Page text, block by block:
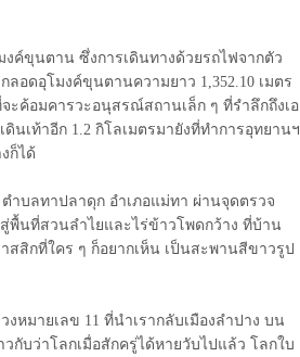
ค์ขุนตาน ซึ่งการเดินทางด้วยรถไฟจากตัว
ลอดอุโมงค์ขุนตานความยาว 1,352.10 เมตร
ค้อมคารวะอนุสรณ์สถานเล็ก ๆ ที่รำลึกถึงเอ
ดินเท้าอีก 1.2 กิโลเมตรมายังที่ทำการอุทยานฯ
ก็ได้
ำบลทาปลาดุก อำเภอแม่ทา ผ่านจุดตรวจ
พื้นที่สวนลำไยและไร่ข้าวโพดกว้าง ที่บ้าน
สิกที่ใคร ๆ ก็อยากเห็น เป็นสะพานสีขาวรูป
งหมายเลข 11 ที่นำเรากลับเมืองลำปาง บน
กับว่าโลกเมื่อสักครู่ได้หายวับไปแล้ว โลกใบ